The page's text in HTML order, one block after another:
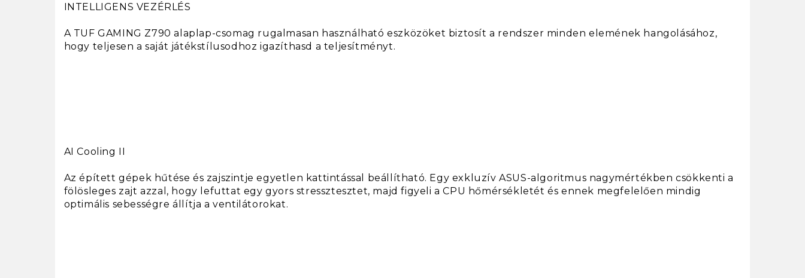
INTELLIGENS VEZÉRLÉS
A TUF GAMING Z790 alaplap-csomag rugalmasan használható eszközöket biztosít a rendszer minden elemének hangolásához,
hogy teljesen a saját játékstílusodhoz igazíthasd a teljesítményt.
AI Cooling II
Az épített gépek hűtése és zajszintje egyetlen kattintással beállítható. Egy exkluzív ASUS-algoritmus nagymértékben csökkenti a
fölösleges zajt azzal, hogy lefuttat egy gyors stressztesztet, majd figyeli a CPU hőmérsékletét és ennek megfelelően mindig
optimális sebességre állítja a ventilátorokat.